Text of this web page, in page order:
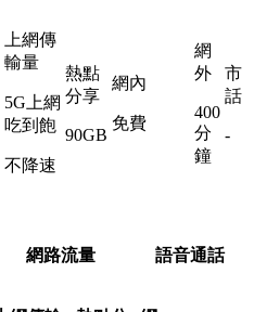
上網傳
輸量
5G上網
吃到飽
不降速
熱點
分享
90GB
網內
免費
網
外
400
分
鐘
市
話
-
網路流量 語音通話